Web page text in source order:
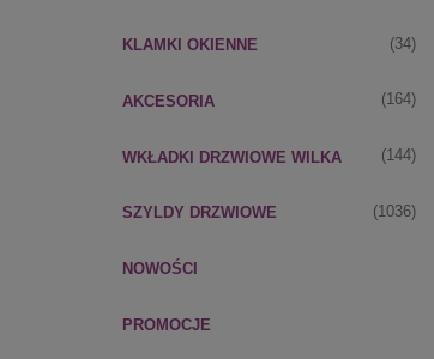
KLAMKI OKIENNE (34)
AKCESORIA (164)
WKŁADKI DRZWIOWE WILKA (144)
SZYLDY DRZWIOWE (1036)
NOWOŚCI
PROMOCJE